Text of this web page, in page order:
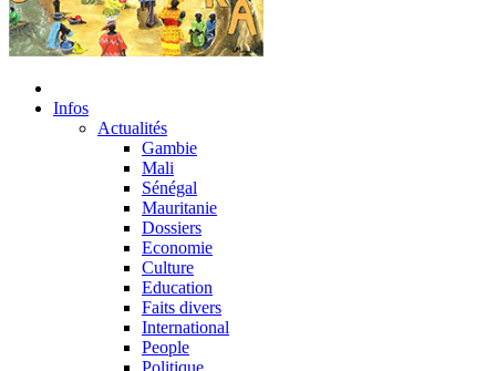
Infos
Actualités
Gambie
Mali
Sénégal
Mauritanie
Dossiers
Economie
Culture
Education
Faits divers
International
People